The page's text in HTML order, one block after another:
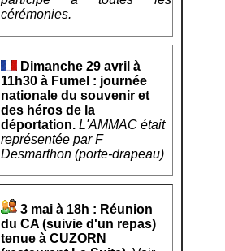
cérémonies.
Dimanche 29 avril à
11h30 à Fumel : journée
nationale du souvenir et
des héros de la
déportation. L'AMMAC était
représentée par F
Desmarthon (porte-drapeau)
3 mai à 18h : Réunion
du CA (suivie d'un repas)
tenue à CUZORN